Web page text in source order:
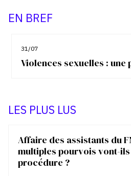
EN BREF
31/07
Violences sexuelles :
LES PLUS LUS
Affaire des assistants du
multiples pourvois vont-
procédure ?